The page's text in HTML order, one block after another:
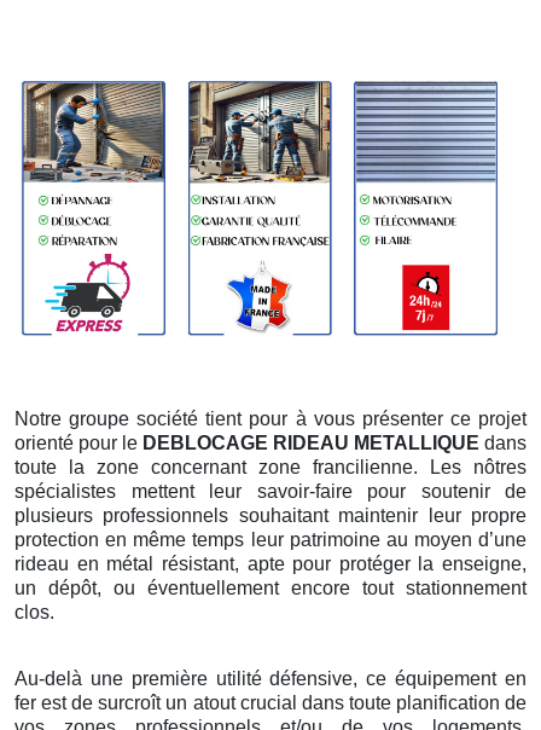
Notre groupe société tient pour à vous présenter ce projet
orienté pour le DEBLOCAGE RIDEAU METALLIQUE dans
toute la zone concernant zone francilienne. Les nôtres
spécialistes mettent leur savoir-faire pour soutenir de
plusieurs professionnels souhaitant maintenir leur propre
protection en même temps leur patrimoine au moyen d’une
rideau en métal résistant, apte pour protéger la enseigne,
un dépôt, ou éventuellement encore tout stationnement
clos.
Au-delà une première utilité défensive, ce équipement en
fer est de surcroît un atout crucial dans toute planification de